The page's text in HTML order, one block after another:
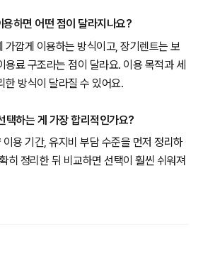
하면 어떤 점이 달라지나요?
가깝게 이용하는 방식이고, 장기렌트는 보
용료 구조라는 점이 달라요. 이용 목적과 세
한 방식이 달라질 수 있어요.
택하는 게 가장 합리적인가요?
용 기간, 유지비 부담 수준을 먼저 정리하
히 정리한 뒤 비교하면 선택이 훨씬 쉬워져